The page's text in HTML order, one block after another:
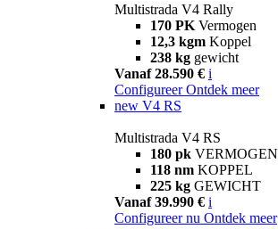
Multistrada V4 Rally
170 PK Vermogen
12,3 kgm Koppel
238 kg gewicht
Vanaf 28.590 € i
Configureer Ontdek meer
new V4 RS
Multistrada V4 RS
180 pk VERMOGEN
118 nm KOPPEL
225 kg GEWICHT
Vanaf 39.990 € i
Configureer nu Ontdek meer